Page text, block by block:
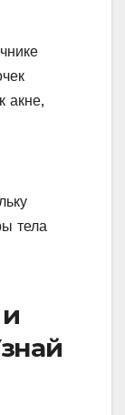
акне,
тела